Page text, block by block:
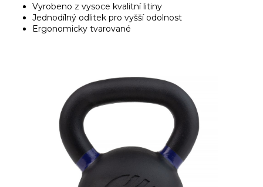
Vyrobeno z vysoce kvalitní litiny
Jednodílný odlitek pro vyšší odolnost
Ergonomicky tvarované